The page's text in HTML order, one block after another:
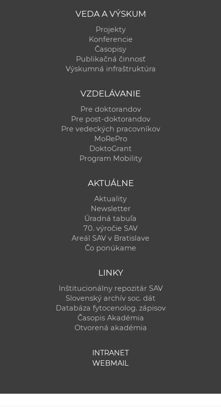
VEDA A VÝSKUM
Projekty
Konferencie
Časopisy
Publikačná činnosť
Výskumná infraštruktúra
VZDELÁVANIE
Pre doktorandov
Pre post-doktorandov
Pre vedeckých pracovníkov
MoRePro
DoktoGrant
Program Mobility
AKTUÁLNE
Aktuality
Newsletter
Úradná tabuľa
70. výročie SAV
Areál SAV v Bratislave
Čo ponúkame
LINKY
Inštitucionálny repozitár SAV
Slovenský archív soc. dát
Databáza fytocenolog. zápisov
Časopis Akadémia
Otvorená akadémia
INTRANET
WEBMAIL